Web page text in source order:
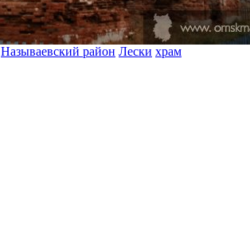
Называевский район Лески храм